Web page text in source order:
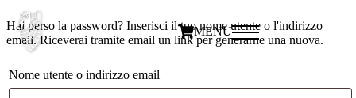
MENU
Hai perso la password? Inserisci il tuo nome utente o l'indirizzo
email. Riceverai tramite email un link per generarne una nuova.
Nome utente o indirizzo email